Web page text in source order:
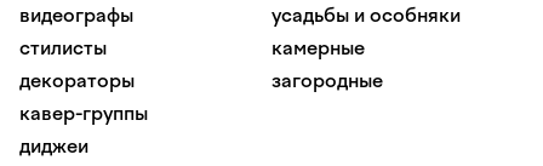
видеографы
стилисты
декораторы
кавер-группы
диджеи
усадьбы и особняки
камерные
загородные